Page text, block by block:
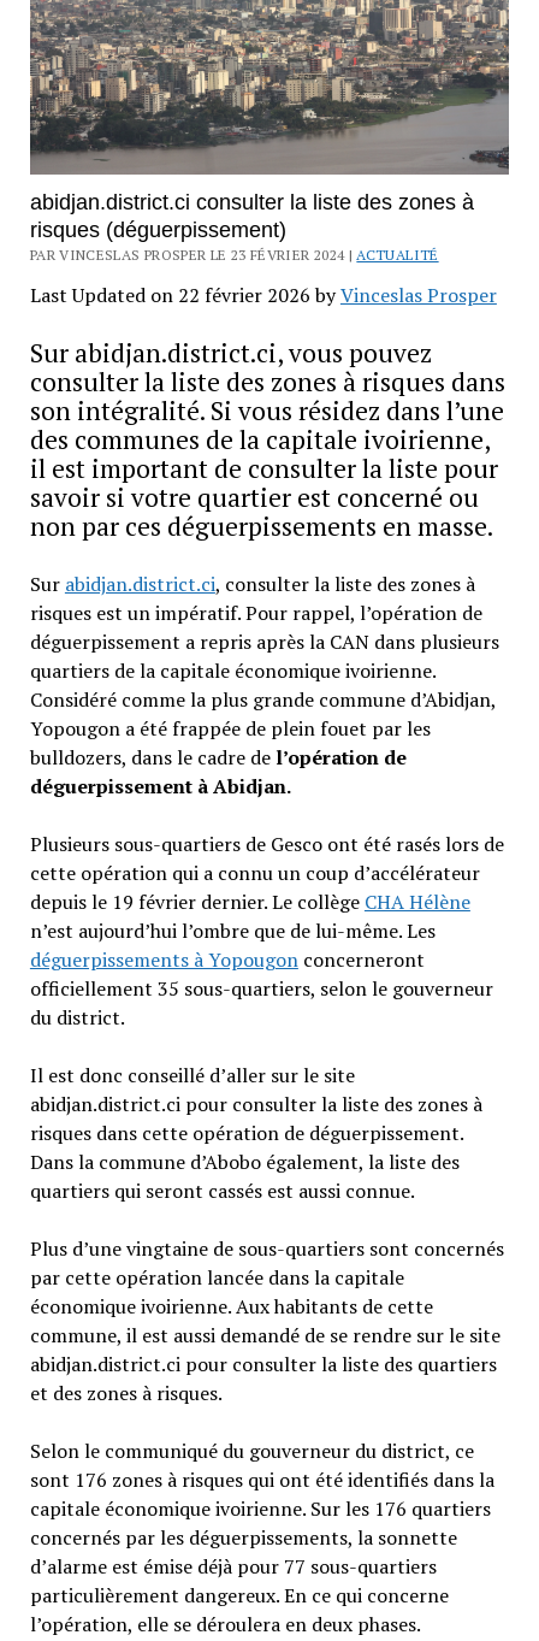
abidjan.district.ci consulter la liste des zones à
risques (déguerpissement)
PAR VINCESLAS PROSPER LE 23 FÉVRIER 2024 |ACTUALITÉ
Last Updated on 22 février 2026 byVinceslas Prosper
Sur abidjan.district.ci, vous pouvez
consulter la liste des zones à risques dans
son intégralité. Si vous résidez dans l’une
des communes de la capitale ivoirienne,
il est important de consulter la liste pour
savoir si votre quartier est concerné ou
non par ces déguerpissements en masse.
Sur abidjan.district.ci, consulter la liste des zones à
risques est un impératif. Pour rappel, l’opération de
déguerpissement a repris après la CAN dans plusieurs
quartiers de la capitale économique ivoirienne.
Considéré comme la plus grande commune d’Abidjan,
Yopougon a été frappée de plein fouet par les
bulldozers, dans le cadre de l’opération de
déguerpissement à Abidjan.
Plusieurs sous-quartiers de Gesco ont été rasés lors de
cette opération qui a connu un coup d’accélérateur
depuis le 19 février dernier. Le collège CHA Hélène
n’est aujourd’hui l’ombre que de lui-même. Les
déguerpissements à Yopougonconcerneront
officiellement 35 sous-quartiers, selon le gouverneur
du district.
Il est donc conseillé d’aller sur le site
abidjan.district.ci pour consulter la liste des zones à
risques dans cette opération de déguerpissement.
Dans la commune d’Abobo également, la liste des
quartiers qui seront cassés est aussi connue.
Plus d’une vingtaine de sous-quartiers sont concernés
par cette opération lancée dans la capitale
économique ivoirienne. Aux habitants de cette
commune, il est aussi demandé de se rendre sur le site
abidjan.district.ci pour consulter la liste des quartiers
et des zones à risques.
Selon le communiqué du gouverneur du district, ce
sont 176 zones à risques qui ont été identifiés dans la
capitale économique ivoirienne. Sur les 176 quartiers
concernés par les déguerpissements, la sonnette
d’alarme est émise déjà pour 77 sous-quartiers
particulièrement dangereux. En ce qui concerne
l’opération, elle se déroulera en deux phases.